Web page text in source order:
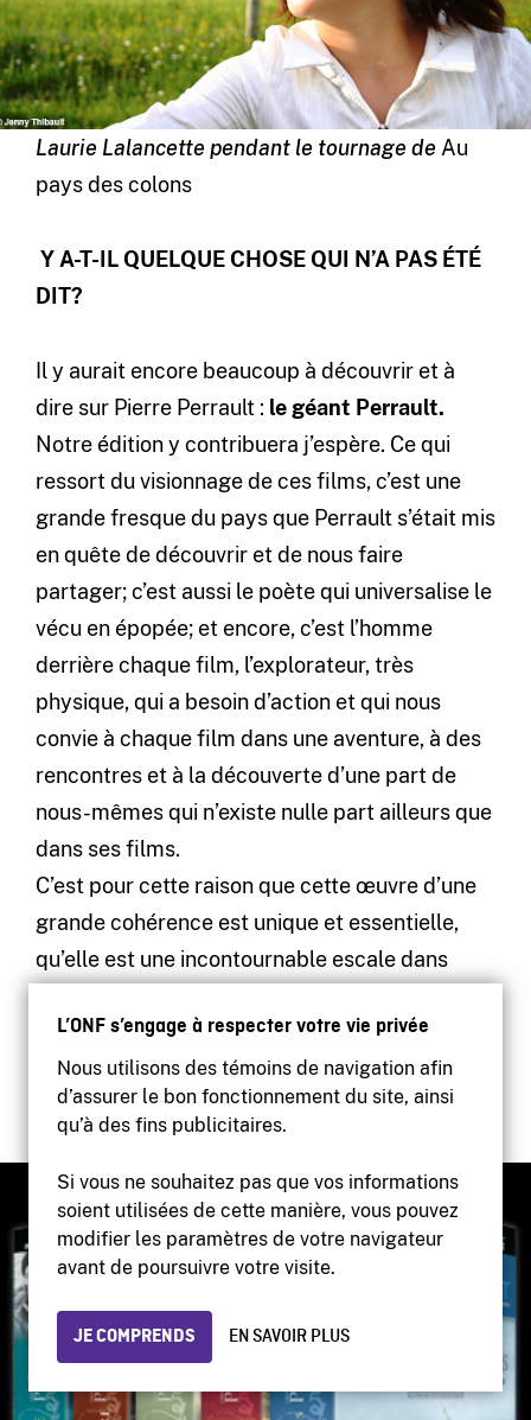
L’ONF s’engage à respecter votre vie privée
Nous utilisons des témoins de navigation afin
d’assurer le bon fonctionnement du site, ainsi
qu’à des fins publicitaires.
Si vous ne souhaitez pas que vos informations
soient utilisées de cette manière, vous pouvez
modifier les paramètres de votre navigateur
avant de poursuivre votre visite.
JE COMPRENDS EN SAVOIR PLUS
Laurie Lalancette pendant le tournage de Au
pays des colons
Y A-T-IL QUELQUE CHOSE QUI N’A PAS ÉTÉ
DIT?
Il y aurait encore beaucoup à découvrir et à
dire sur Pierre Perrault : le géant Perrault.
Notre édition y contribuera j’espère. Ce qui
ressort du visionnage de ces films, c’est une
grande fresque du pays que Perrault s’était mis
en quête de découvrir et de nous faire
partager; c’est aussi le poète qui universalise le
vécu en épopée; et encore, c’est l’homme
derrière chaque film, l’explorateur, très
physique, qui a besoin d’action et qui nous
convie à chaque film dans une aventure, à des
rencontres et à la découverte d’une part de
nous-mêmes qui n’existe nulle part ailleurs que
dans ses films.
C’est pour cette raison que cette œuvre d’une
grande cohérence est unique et essentielle,
qu’elle est une incontournable escale dans
dans toutes nos bibliothèques personnelles,
publiques et des milieux d’éducation au même
titre que les grandes œuvres fondatrices.